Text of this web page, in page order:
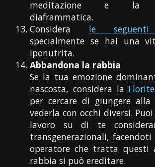
meditazione e la
diaframmatica.
Considera le seguenti
specialmente se hai una
iponutrita.
Abbandona la rabbia
Se la tua emozione
nascosta, considera la
per cercare di giungere
vederla con occhi diversi.
lavoro su di te
transgenerazionali,
operatore che tratta questi
rabbia si può ereditare.